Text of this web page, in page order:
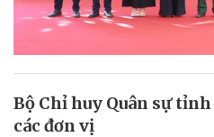
Bộ Chỉ huy Quân sự
các đơn vị